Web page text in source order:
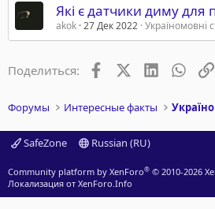
Які є датчики диму для
akok 27 Дек 2022 Україномовні
Поделиться: FacebookX (Twitter)
LinkedIn
Форумы Интересные факты
SafeZone Russian (RU)
Community platform by XenForo® © 2010-2026
Локализация от XenForo.Info